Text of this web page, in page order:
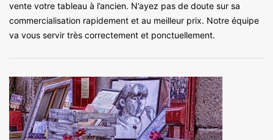
vente votre tableau à l’ancien. N’ayez pas de doute sur sa
commercialisation rapidement et au meilleur prix. Notre équipe
va vous servir très correctement et ponctuellement.